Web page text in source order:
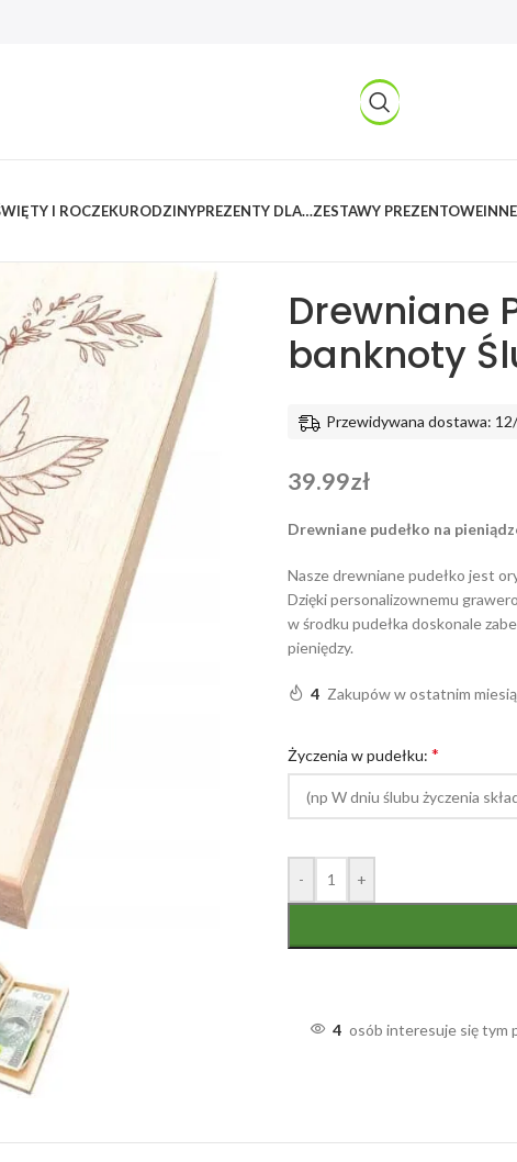
I ROCZEKURODZINYPREZENTY DLA…ZESTAWY PREZENTOWE
Drewniane
banknoty
Przewidywana dostawa:
39.99zł
Drewniane pudełko na
Nasze drewniane pudełko jest
Dzięki personalizownemu
w środku pudełka doskonale
pieniędzy.
4 Zakupów w ostatnim
Życzenia w pudełku: *
- +
4 osób interesuje się tym